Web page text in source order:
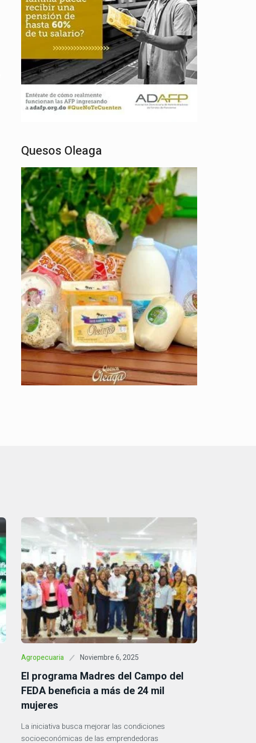
Quesos Oleaga
Agropecuaria Noviembre 6, 2025
El programa Madres del Campo del
FEDA beneficia a más de 24 mil
mujeres
La iniciativa busca mejorar las condiciones
socioeconómicas de las emprendedoras